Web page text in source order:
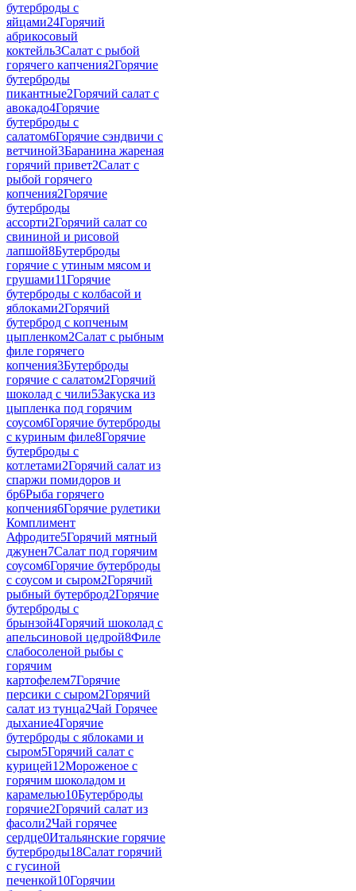
бутерброды c
яйцами24Горячий
абрикосовый
коктейль3Салат с рыбой
горячего капчения2Горячие
бутерброды
пикантные2Горячий салат с
авокадо4Горячие
бутерброды с
салатом6Горячие сэндвичи с
ветчиной3Баранина жареная
горячий привет2Салат с
рыбой горячего
копчения2Горячие
бутерброды
ассорти2Горячий салат со
свининой и рисовой
лапшой8Бутерброды
горячие с утиным мясом и
грушами11Горячие
бутерброды с колбасой и
яблоками2Горячий
бутерброд с копченым
цыпленком2Салат с рыбным
филе горячего
копчения3Бутерброды
горячие с салатом2Горячий
шоколад с чили5Закуска из
цыпленка под горячим
соусом6Горячие бутерброды
с куриным филе8Горячие
бутерброды с
котлетами2Горячий салат из
спаржи помидоров и
бр6Рыба горячего
копчения6Горячие рулетики
Комплимент
Афродите5Горячий мятный
джунен7Салат под горячим
соусом6Горячие бутерброды
с соусом и сыром2Горячий
рыбный бутерброд2Горячие
бутерброды с
брынзой4Горячий шоколад с
апельсиновой цедрой8Филе
слабосоленой рыбы с
горячим
картофелем7Горячие
персики с сыром2Горячий
салат из тунца2Чай Горячее
дыхание4Горячие
бутерброды с яблоками и
сыром5Горячий салат с
курицей12Мороженое с
горячим шоколадом и
карамелью10Бутерброды
горячие2Горячий салат из
фасоли2Чай горячее
сердце0Итальянские горячие
бутерброды18Салат горячий
с гусиной
печенкой10Горячии